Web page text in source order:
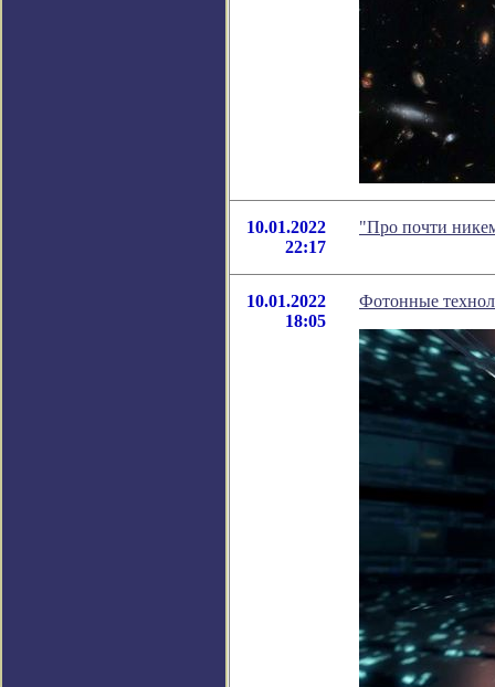
10.01.2022
22:17
"Про почти
10.01.2022
18:05
Фотонные